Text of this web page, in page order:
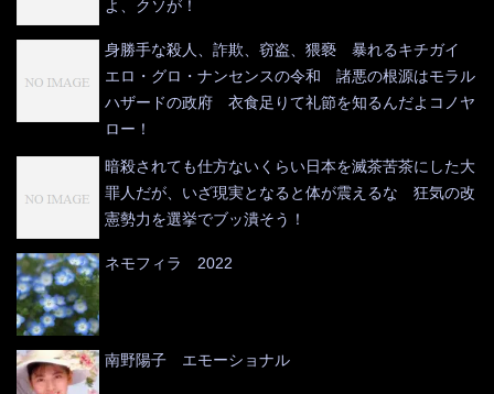
よ、クソが！
身勝手な殺人、詐欺、窃盗、猥褻 暴れるキチガイ
エロ・グロ・ナンセンスの令和 諸悪の根源はモラル
ハザードの政府 衣食足りて礼節を知るんだよコノヤ
ロー！
暗殺されても仕方ないくらい日本を滅茶苦茶にした大
罪人だが、いざ現実となると体が震えるな 狂気の改
憲勢力を選挙でブッ潰そう！
ネモフィラ 2022
南野陽子 エモーショナル